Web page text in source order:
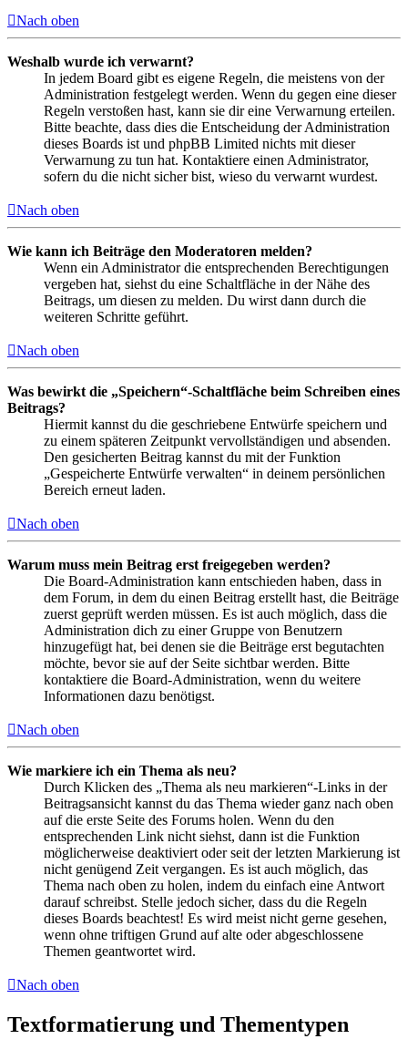
Nach oben
Weshalb wurde ich verwarnt?
In jedem Board gibt es eigene Regeln, die meistens von der
Administration festgelegt werden. Wenn du gegen eine dieser
Regeln verstoßen hast, kann sie dir eine Verwarnung erteilen.
Bitte beachte, dass dies die Entscheidung der Administration
dieses Boards ist und phpBB Limited nichts mit dieser
Verwarnung zu tun hat. Kontaktiere einen Administrator,
sofern du die nicht sicher bist, wieso du verwarnt wurdest.
Nach oben
Wie kann ich Beiträge den Moderatoren melden?
Wenn ein Administrator die entsprechenden Berechtigungen
vergeben hat, siehst du eine Schaltfläche in der Nähe des
Beitrags, um diesen zu melden. Du wirst dann durch die
weiteren Schritte geführt.
Nach oben
Was bewirkt die „Speichern“-Schaltfläche beim Schreiben eines
Beitrags?
Hiermit kannst du die geschriebene Entwürfe speichern und
zu einem späteren Zeitpunkt vervollständigen und absenden.
Den gesicherten Beitrag kannst du mit der Funktion
„Gespeicherte Entwürfe verwalten“ in deinem persönlichen
Bereich erneut laden.
Nach oben
Warum muss mein Beitrag erst freigegeben werden?
Die Board-Administration kann entschieden haben, dass in
dem Forum, in dem du einen Beitrag erstellt hast, die Beiträge
zuerst geprüft werden müssen. Es ist auch möglich, dass die
Administration dich zu einer Gruppe von Benutzern
hinzugefügt hat, bei denen sie die Beiträge erst begutachten
möchte, bevor sie auf der Seite sichtbar werden. Bitte
kontaktiere die Board-Administration, wenn du weitere
Informationen dazu benötigst.
Nach oben
Wie markiere ich ein Thema als neu?
Durch Klicken des „Thema als neu markieren“-Links in der
Beitragsansicht kannst du das Thema wieder ganz nach oben
auf die erste Seite des Forums holen. Wenn du den
entsprechenden Link nicht siehst, dann ist die Funktion
möglicherweise deaktiviert oder seit der letzten Markierung ist
nicht genügend Zeit vergangen. Es ist auch möglich, das
Thema nach oben zu holen, indem du einfach eine Antwort
darauf schreibst. Stelle jedoch sicher, dass du die Regeln
dieses Boards beachtest! Es wird meist nicht gerne gesehen,
wenn ohne triftigen Grund auf alte oder abgeschlossene
Themen geantwortet wird.
Nach oben
Textformatierung und Thementypen